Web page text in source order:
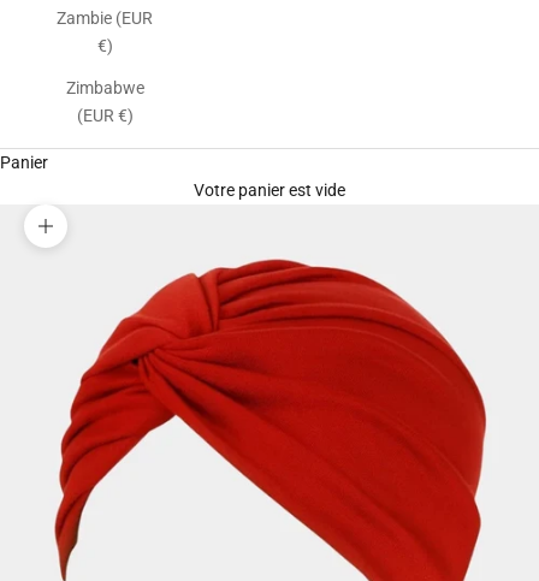
Zambie (EUR
€)
Zimbabwe
(EUR €)
Panier
Votre panier est vide
Zoomer sur l'image